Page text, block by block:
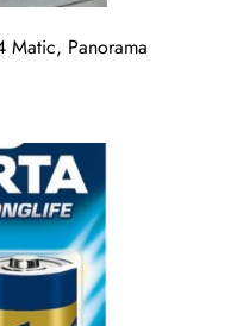
Matic, Panorama